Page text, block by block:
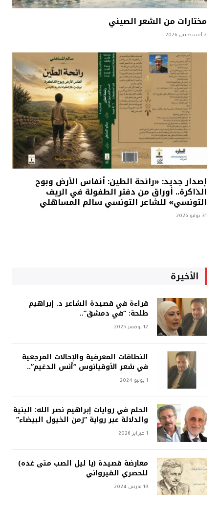
مختارات من الشعر الصيني
2 أغسطس 2026
إصدار جديد: «رائحة الطين: أنفاس الأرض وبوح
الذاكرة.. أوراق من دفتر الطفولة في الريف
التونسي» للشاعر التونسي سالم المساهلي
31 يوليو 2026
الأخيرة
قراءة في قصيدة الشاعر د. إبراهيم
طلحة: “في دمشق”..
12 نوفمبر 2025
النطاقات المعرفية والإحالات المرجعية
في شعر الأوقيانوس “أنس الدغيم”..
1 يوليو 2024
الحلم في روايات إبراهيم نصر الله: البنية
والدلالة عبر رواية “زمن الخيول البيضاء”
1 فبراير 2026
معارضة قصيدة (يا ليل الصب متى غده)
للحصري القيرواني
19 مارس 2024